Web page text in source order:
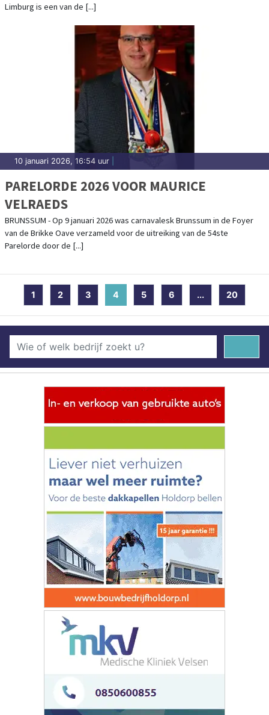
Limburg is een van de [...]
10 januari 2026, 16:54 uur
PARELORDE 2026 VOOR MAURICE
VELRAEDS
BRUNSSUM - Op 9 januari 2026 was carnavalesk Brunssum in de Foyer
van de Brikke Oave verzameld voor de uitreiking van de 54ste
Parelorde door de [...]
1 2 3 4 (current)
5 6 ... 20